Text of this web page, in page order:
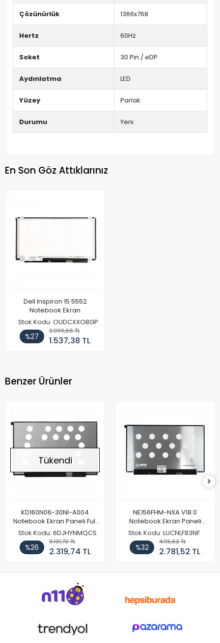
Çözünürlük 1366x768
Hertz 60Hz
Soket 30 Pin / eDP
Aydınlatma LED
Yüzey Parlak
Durumu Yeni
En Son Göz Attıklarınız
Dell Inspiron 15 5552
Notebook Ekran
Stok Kodu: OUDCXXOBGP
%27
2.099,66 TL
1.537,38 TL
Benzer Ürünler
Tükendi
KD160N06-30NI-A004
Notebook Ekran Paneli Full
HD
Stok Kodu: 6DJHYNMQCS
%26
3.131,70 TL
2.319,74 TL
NE156FHM-NXA V18.0
Notebook Ekran Paneli
144Hz
Stok Kodu: LUCNLF83NF
%32
4.115,62 TL
2.781,52 TL